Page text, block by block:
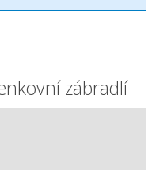
zábradlí